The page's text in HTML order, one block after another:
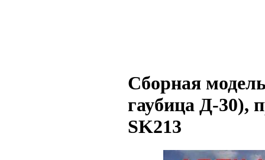
Сборная
гаубица Д-30),
SK213